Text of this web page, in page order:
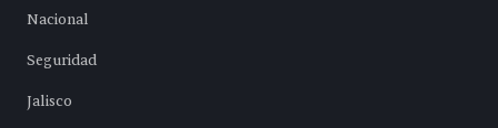
Nacional
Seguridad
Jalisco